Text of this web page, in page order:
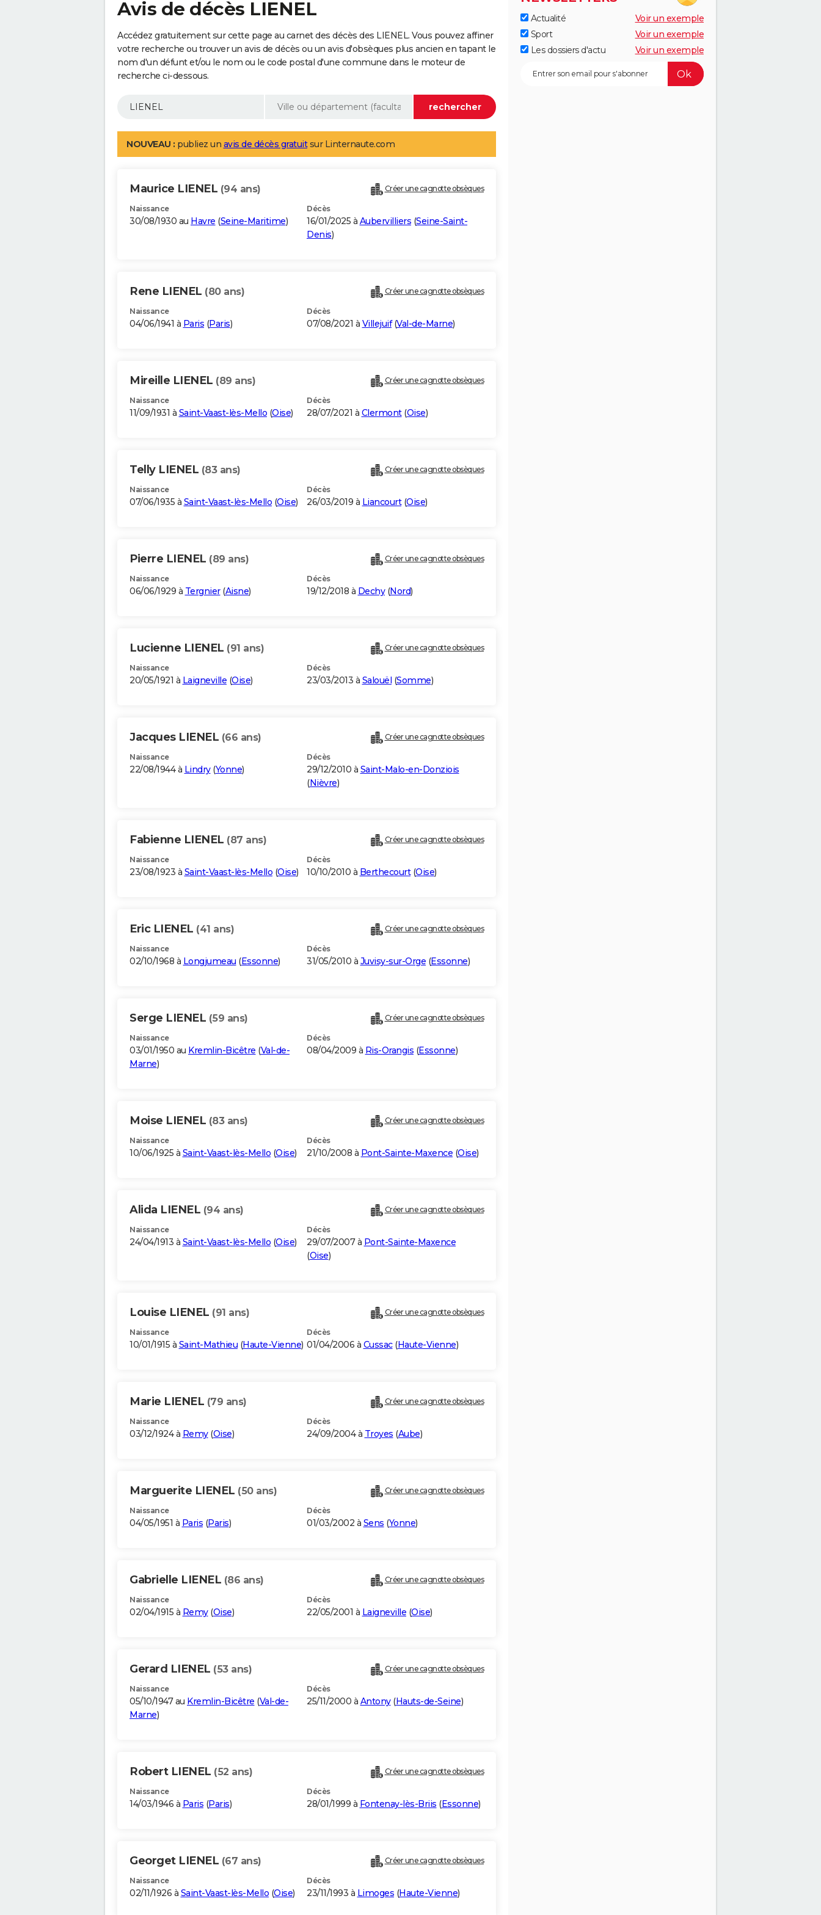
Avis de décès LIENEL
Accédez gratuitement sur cette page au carnet des décès des LIENEL. Vous pouvez affiner
votre recherche ou trouver un avis de décès ou un avis d'obsèques plus ancien en tapant le
nom d'un défunt et/ou le nom ou le code postal d'une commune dans le moteur de
recherche ci-dessous.
NOUVEAU : publiez un avis de décès gratuitsur Linternaute.com
Maurice LIENEL (94 ans) Créer une cagnotte obsèques
Naissance
30/08/1930 au Havre (Seine-Maritime)
Décès
16/01/2025 à Aubervilliers (Seine-Saint-
Denis)
Rene LIENEL (80 ans) Créer une cagnotte obsèques
Naissance
04/06/1941 à Paris (Paris)
Décès
07/08/2021 à Villejuif(Val-de-Marne)
Mireille LIENEL (89 ans) Créer une cagnotte obsèques
Naissance
11/09/1931 à Saint-Vaast-lès-Mello (Oise)
Décès
28/07/2021 à Clermont(Oise)
Telly LIENEL (83 ans) Créer une cagnotte obsèques
Naissance
07/06/1935 à Saint-Vaast-lès-Mello (Oise)
Décès
26/03/2019 à Liancourt(Oise)
Pierre LIENEL (89 ans) Créer une cagnotte obsèques
Naissance
06/06/1929 à Tergnier(Aisne)
Décès
19/12/2018 à Dechy(Nord)
Lucienne LIENEL (91 ans) Créer une cagnotte obsèques
Naissance
20/05/1921 à Laigneville (Oise)
Décès
23/03/2013 à Salouël (Somme)
Jacques LIENEL (66 ans) Créer une cagnotte obsèques
Naissance
22/08/1944 à Lindry(Yonne)
Décès
29/12/2010 à Saint-Malo-en-Donziois
(Nièvre)
Fabienne LIENEL (87 ans) Créer une cagnotte obsèques
Naissance
23/08/1923 à Saint-Vaast-lès-Mello (Oise)
Décès
10/10/2010 à Berthecourt(Oise)
Eric LIENEL (41 ans) Créer une cagnotte obsèques
Naissance
02/10/1968 à Longjumeau (Essonne)
Décès
31/05/2010 à Juvisy-sur-Orge (Essonne)
Serge LIENEL (59 ans) Créer une cagnotte obsèques
Naissance
03/01/1950 au Kremlin-Bicêtre (Val-de-
Marne)
Décès
08/04/2009 à Ris-Orangis (Essonne)
Moise LIENEL (83 ans) Créer une cagnotte obsèques
Naissance
10/06/1925 à Saint-Vaast-lès-Mello (Oise)
Décès
21/10/2008 à Pont-Sainte-Maxence (Oise)
Alida LIENEL (94 ans) Créer une cagnotte obsèques
Naissance
24/04/1913 à Saint-Vaast-lès-Mello (Oise)
Décès
29/07/2007 à Pont-Sainte-Maxence
(Oise)
Louise LIENEL (91 ans) Créer une cagnotte obsèques
Naissance
10/01/1915 à Saint-Mathieu (Haute-Vienne)
Décès
01/04/2006 à Cussac(Haute-Vienne)
Marie LIENEL (79 ans) Créer une cagnotte obsèques
Naissance
03/12/1924 à Remy(Oise)
Décès
24/09/2004 à Troyes (Aube)
Marguerite LIENEL (50 ans) Créer une cagnotte obsèques
Naissance
04/05/1951 à Paris (Paris)
Décès
01/03/2002 à Sens (Yonne)
Gabrielle LIENEL (86 ans) Créer une cagnotte obsèques
Naissance
02/04/1915 à Remy(Oise)
Décès
22/05/2001 à Laigneville (Oise)
Gerard LIENEL (53 ans) Créer une cagnotte obsèques
Naissance
05/10/1947 au Kremlin-Bicêtre (Val-de-
Marne)
Décès
25/11/2000 à Antony(Hauts-de-Seine)
Robert LIENEL (52 ans) Créer une cagnotte obsèques
Naissance
14/03/1946 à Paris (Paris)
Décès
28/01/1999 à Fontenay-lès-Briis (Essonne)
Georget LIENEL (67 ans) Créer une cagnotte obsèques
Naissance
02/11/1926 à Saint-Vaast-lès-Mello (Oise)
Décès
23/11/1993 à Limoges (Haute-Vienne)
Actualité
Voir un exemple
Sport
Voir un exemple
Les dossiers d'actu
Voir un exemple